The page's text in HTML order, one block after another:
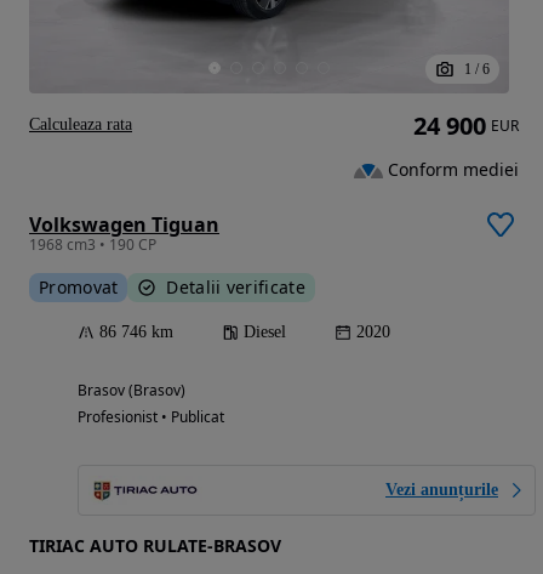
1 / 6
Volkswagen Tiguan
1968 cm3 • 190 CP
Promovat Detalii verificate
86 746 km Diesel 2020
Brasov (Brasov)
Profesionist • Publicat
Vezi anunțurile
TIRIAC AUTO RULATE-BRASOV
24 900 EUR
Conform mediei
Calculeaza rata